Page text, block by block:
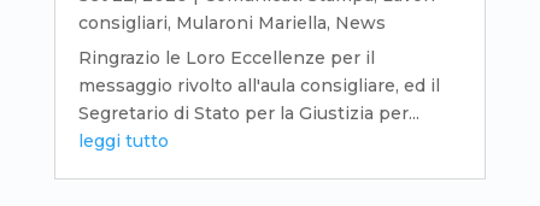
consigliari, Mularoni Mariella, News
Ringrazio le Loro Eccellenze per il
messaggio rivolto all'aula consigliare, ed il
Segretario di Stato per la Giustizia per...
leggi tutto